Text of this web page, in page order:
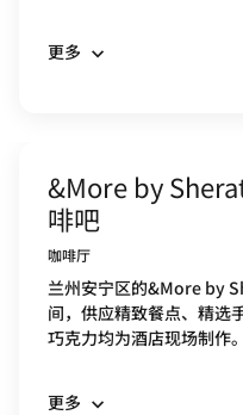
更多
&More by
啡吧
咖啡厅
兰州安宁区的&More by
间，供应精致餐点、精选
巧克力均为酒店现场制作。
更多